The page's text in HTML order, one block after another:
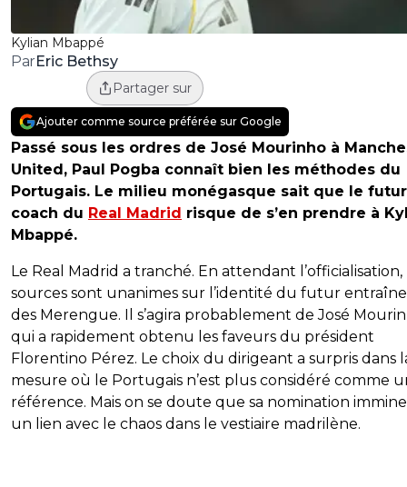
Kylian Mbappé
ParEric Bethsy
Partager sur
Ajouter comme source préférée sur Google
Passé sous les ordres de José Mourinho à
United, Paul Pogba connaît bien les méthodes du
Portugais. Le milieu monégasque sait que le futur
coach du Real Madrid risque de s’en prendre à
Mbappé.
Le Real Madrid a tranché. En attendant l’officialisation,
sources sont unanimes sur l’identité du futur
des Merengue. Il s’agira probablement de José
qui a rapidement obtenu les faveurs du président
Florentino Pérez. Le choix du dirigeant a surpris dans
mesure où le Portugais n’est plus considéré comme
référence. Mais on se doute que sa nomination
un lien avec le chaos dans le vestiaire madrilène.